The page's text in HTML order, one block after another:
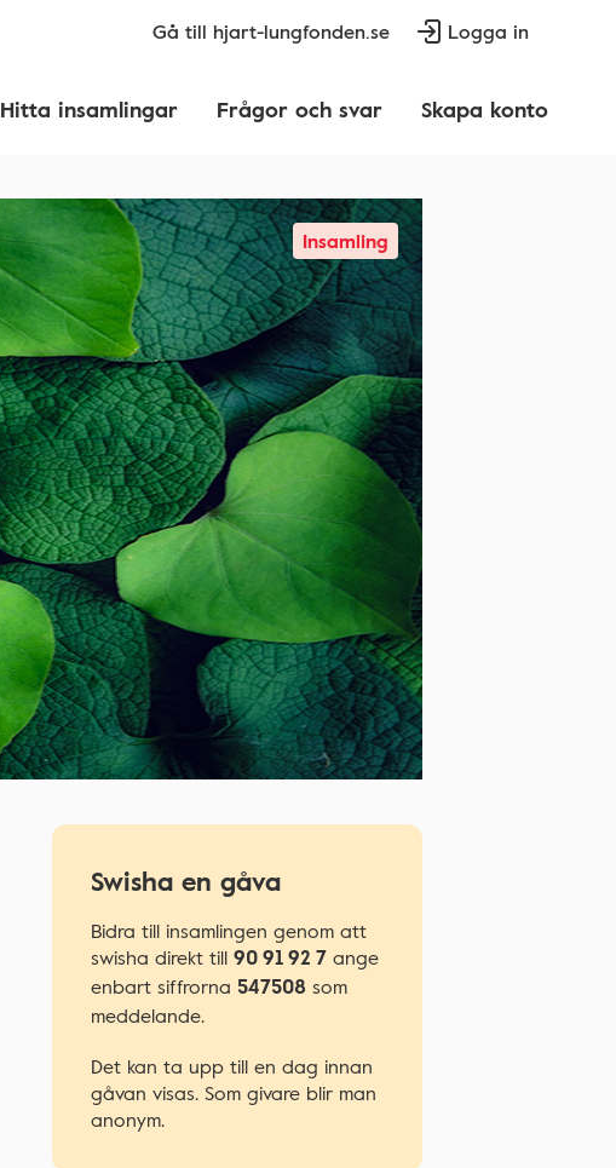
Gå till hjart-lungfonden.se Logga in
Hitta insamlingar Frågor och svar Skapa konto
Insamling
Swisha en gåva
Bidra till insamlingen genom att
swisha direkt till 90 91 92 7 ange
enbart siffrorna 547508 som
meddelande.
Det kan ta upp till en dag innan
gåvan visas. Som givare blir man
anonym.